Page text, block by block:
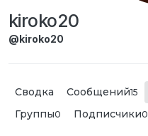
kiroko20
@kiroko20
Сводка Сообщений15
Группы0 Подписчики0